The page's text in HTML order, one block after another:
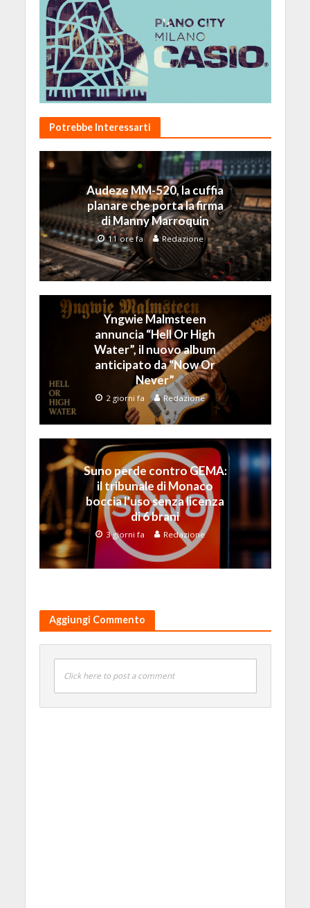
Potrebbe Interessarti
Audeze MM-520, la cuffia
planare che porta la firma
di Manny Marroquin
11 ore fa Redazione
Yngwie Malmsteen
annuncia “Hell Or High
Water”, il nuovo album
anticipato da “Now Or
Never”
2 giorni fa Redazione
Suno perde contro GEMA:
il tribunale di Monaco
boccia l’uso senza licenza
di 6 brani
3 giorni fa Redazione
Aggiungi Commento
Click here to post a comment